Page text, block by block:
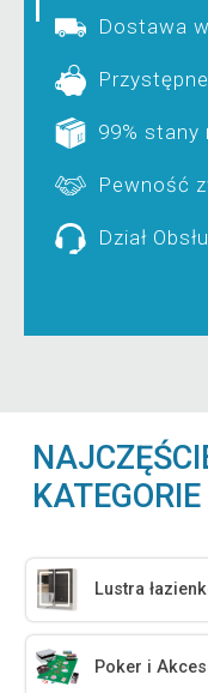
Dostawa
99% stany
Pewność
Dział
KATEGORIE
Lustra
Poker i